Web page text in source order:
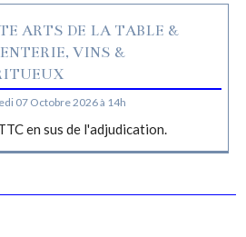
ARTS DE LA TABLE &
VINS &
07 Octobre 2026 à 14h
en sus de l'adjudication.